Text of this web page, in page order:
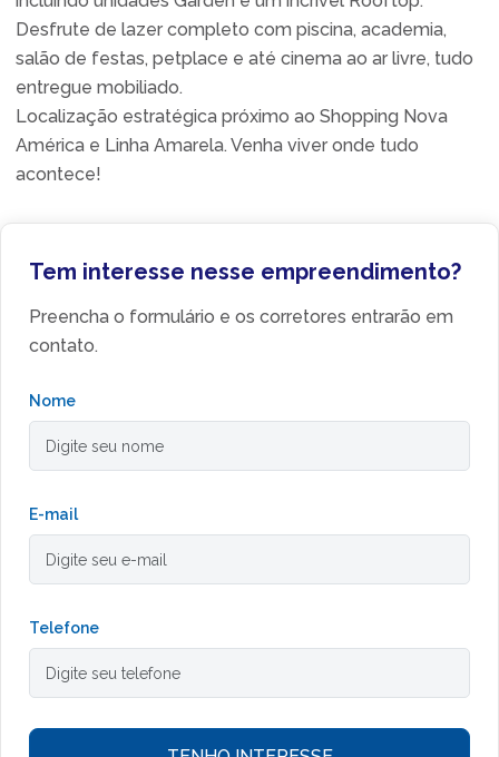
Desfrute de lazer completo com piscina, academia,
salão de festas, petplace e até cinema ao ar livre, tudo
entregue mobiliado.
Localização estratégica próximo ao Shopping Nova
América e Linha Amarela. Venha viver onde tudo
acontece!
Tem interesse nesse empreendimento?
Preencha o formulário e os corretores entrarão em
contato.
Nome
E-mail
Telefone